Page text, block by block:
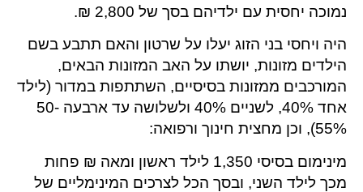
נמוכה יחסית עם ילדיהם בסך של 2,800 ₪.
היה ויחסי בני הזוג יעלו על שרטון והאם תתבע בשם
הילדים מזונות, יושתו על האב המזונות הבאים,
המורכבים ממזונות בסיסיים, השתתפות במדור (לילד
אחד 40%, לשניים 40% ולשלושה עד ארבעה 50-
55%), וכן מחצית חינוך ורפואה:
מינימום בסיסי 1,350 לילד ראשון ומאה ₪ פחות
מכך לילד השני, ובסך הכל לצרכים המינימליים של